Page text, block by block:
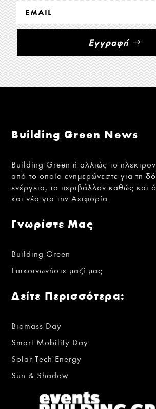
Εγγραφή
Building Green News
Building Green ή αλλιώς το
από το οποίο ενημερώνεστε για τη
ενέργεια, το περιβάλλον καθώς και
και νέα για την Αειφορία.
Γνωρίστε Μας
Building Green
Επικοινωνήστε μαζί μας
Δείτε Περισσότερα:
Biomass Day
Smart Mobility Day
Solar Tech Energy
Sun & Shadow